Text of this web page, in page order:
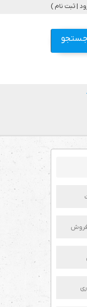
| ثبت نام )
فروش